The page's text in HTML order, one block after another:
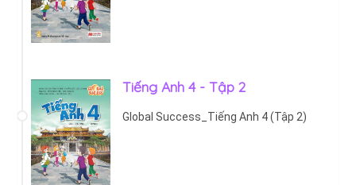
Tiếng Anh 4 - Tập 2
Global Success_Tiếng Anh 4 (Tập 2)